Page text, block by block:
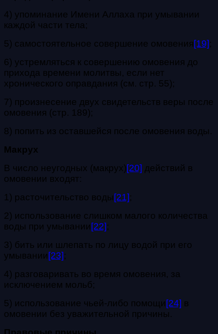
4) упоминание Имени Аллаха при умывании
каждой части тела;
5) самостоятельное совершение омовения[19];
6) устремляться к совершению омовения до
прихода времени молитвы, если нет
хронического оправдания (см. стр. 55);
7) произнесение двух свидетельств веры после
омовения (стр. 189);
8) попить из оставшейся после омовения воды.
Макрух
В число неугодных (макрух)[20] действий в
омовении входят:
1) расточительство воды[21];
2) использование слишком малого количества
воды при умывании[22];
3) бить или шлепать по лицу водой при его
умывании[23];
4) разговаривать во время омовения, за
исключением мольб;
5) использование чьей-либо помощи[24] в
омовении без уважительной причины.